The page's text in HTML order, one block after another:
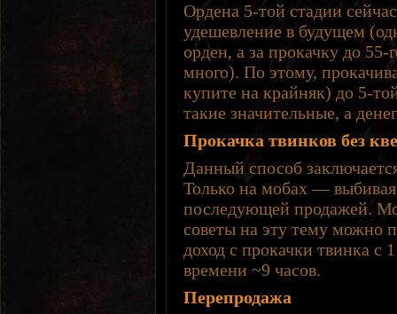
Ордена 5-той стадии
удешевление в будущем
орден, а за прокачку до
много). По этому,
купите на крайняк) до 5-
такие значительные, а
Прокачка твинков без
Данный способ
Только на мобах —
последующей продажей.
советы на эту тему можно
доход с прокачки твинка
времени ~9 часов.
Перепродажа